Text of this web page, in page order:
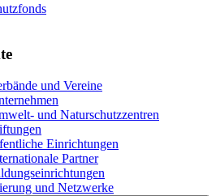
und Vereine
und Naturschutzzentren
Einrichtungen
Partner
und Netzwerke